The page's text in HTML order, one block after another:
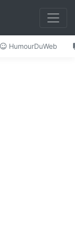
HumourDuWeb